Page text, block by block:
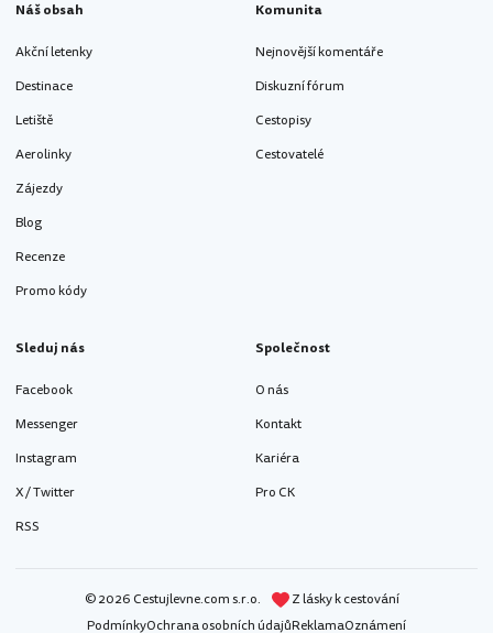
Náš obsah
Akční letenky
Destinace
Letiště
Aerolinky
Zájezdy
Blog
Recenze
Promo kódy
Komunita
Nejnovější komentáře
Diskuzní fórum
Cestopisy
Cestovatelé
Sleduj nás
Facebook
Messenger
Instagram
X / Twitter
RSS
Společnost
O nás
Kontakt
Kariéra
Pro CK
© 2026 Cestujlevne.com s.r.o.
Z lásky k cestování
PodmínkyOchrana osobních údajůReklamaOznámení